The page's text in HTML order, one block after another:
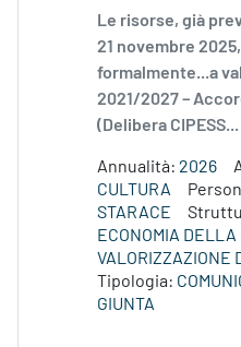
Le risorse, già
21 novembre
formalmente...a
2021/2027 –
(Delibera CIPESS...
Annualità: 2026
CULTURA
STARACE
ECONOMIA DELLA
VALORIZZAZIONE
Tipologia:
GIUNTA